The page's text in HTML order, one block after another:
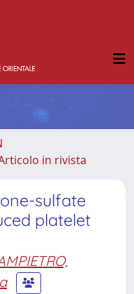
in rivista
sulfate
platelet